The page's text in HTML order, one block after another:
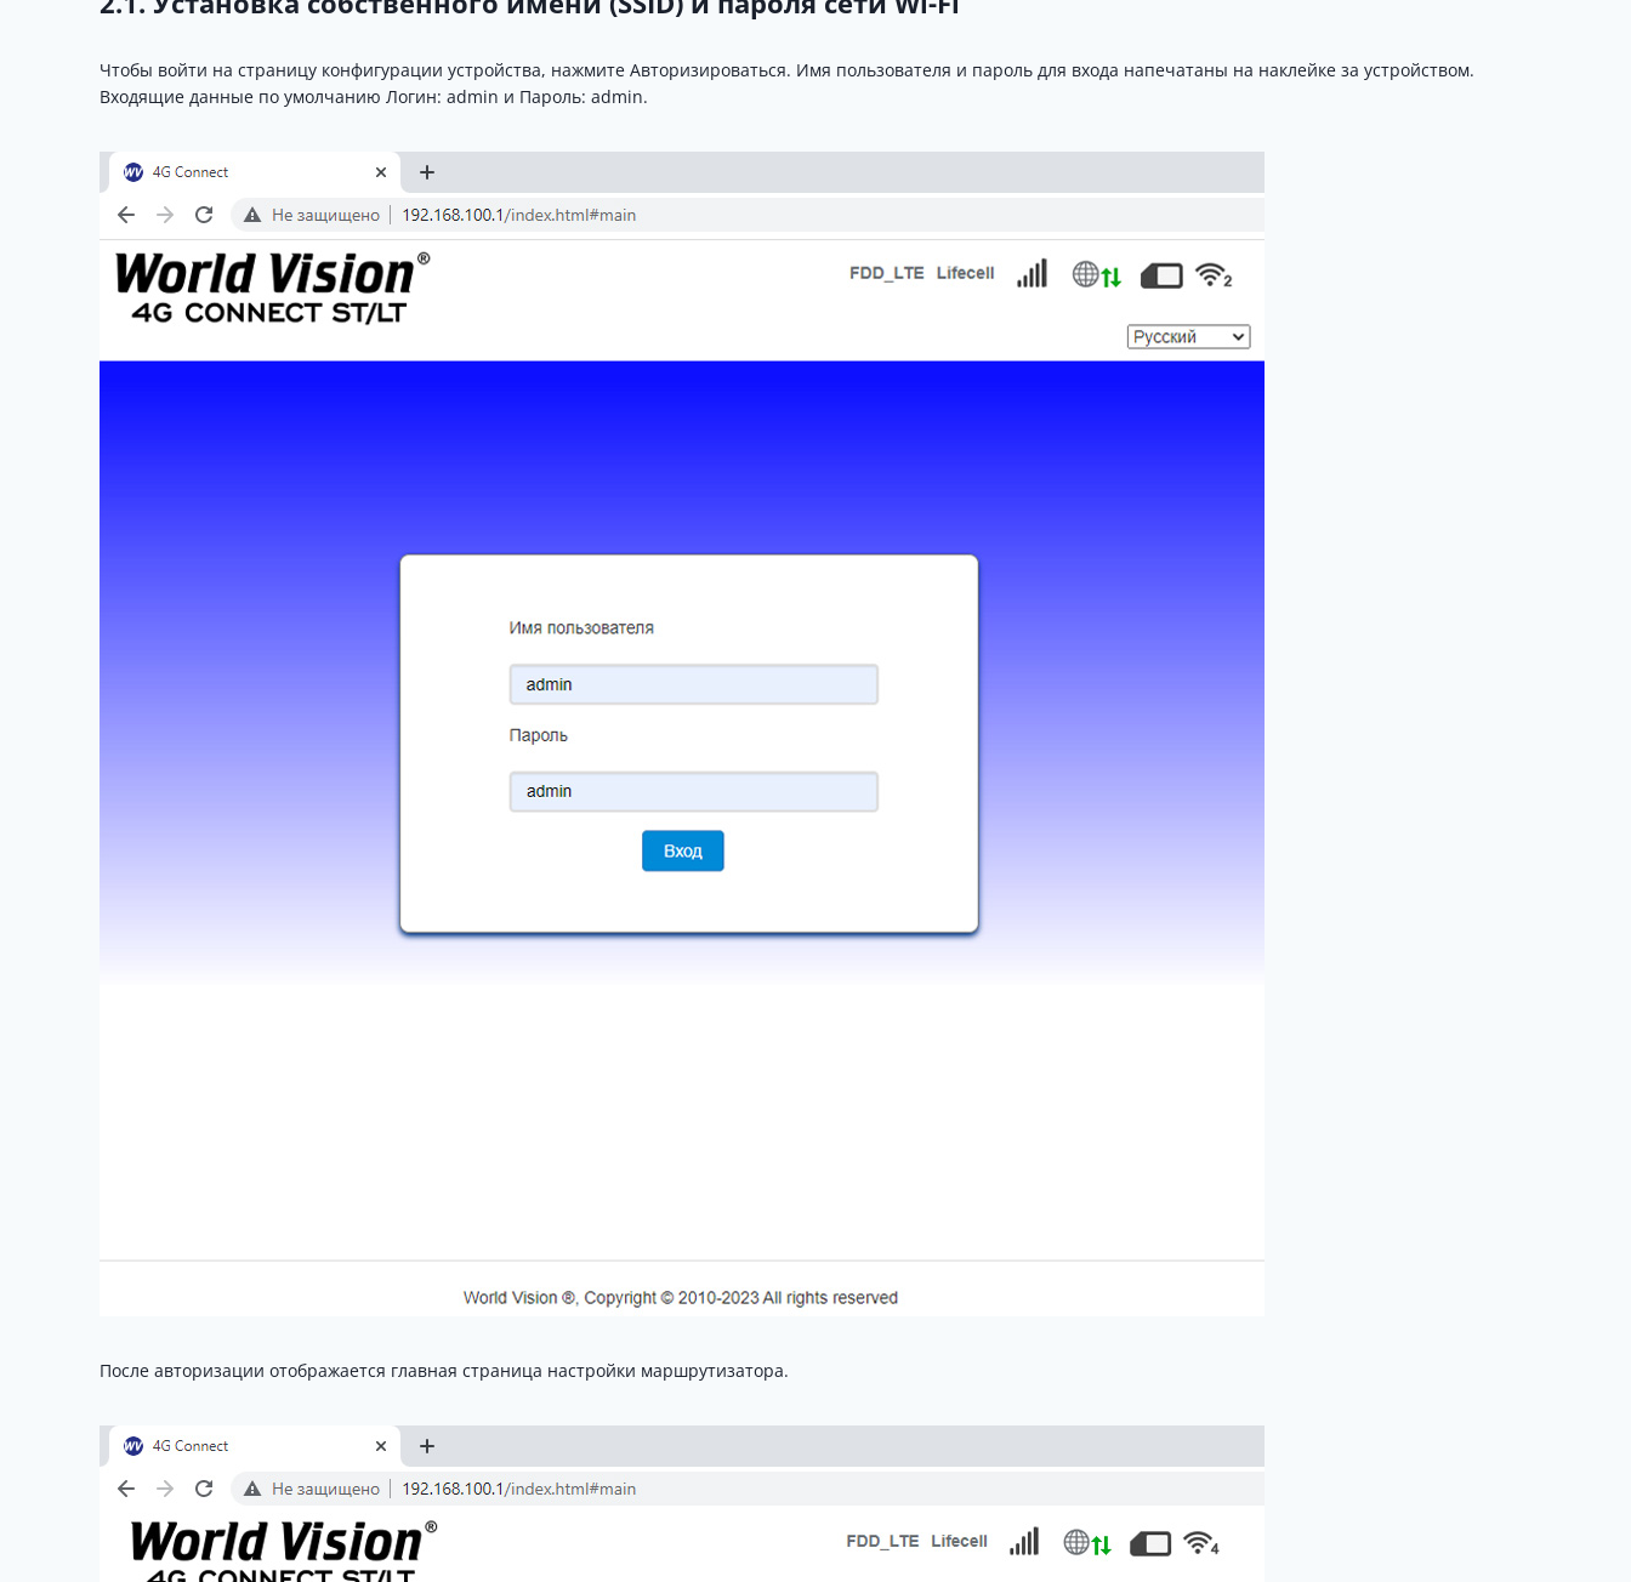
Чтобы войти на страницу конфигурации устройства, нажмите Авторизироваться. Имя пользователя и пароль для входа напечатаны на наклейке за устройством.
Входящие данные по умолчанию Логин: admin и Пароль: admin.
После авторизации отображается главная страница настройки маршрутизатора.